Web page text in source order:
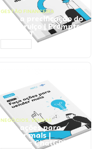
GESTÃO FINANCEIRA
Faça a precificação do
seu serviço | Prompts
ChatGPT
NEGÓCIOS, VENDAS
Faça ações para
vender mais |
Prompts ChatGPT